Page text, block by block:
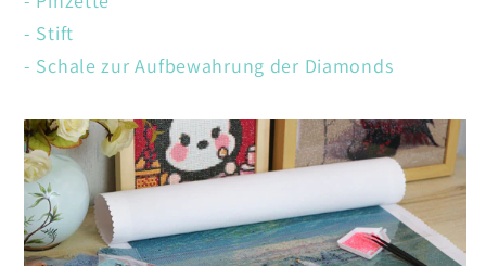
- Stift
- Schale zur Aufbewahrung der Diamonds